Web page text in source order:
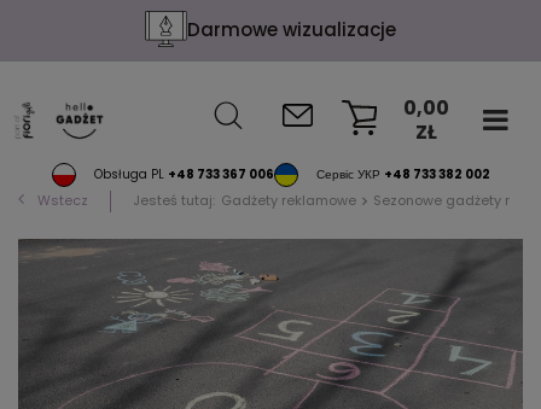
Darmowe wizualizacje
Obsługa PL +48 733 367 006 Сервіс УКР +48 733 382 002
0,00
ZŁ
Wstecz Jesteś tutaj: Gadżety reklamowe Sezonowe gadżety